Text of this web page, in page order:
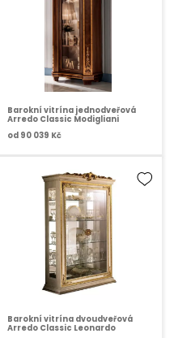
Barokní vitrína jednodveřová
Arredo Classic Modigliani
od 90 039 Kč
Barokní vitrína dvoudveřová
Arredo Classic Leonardo